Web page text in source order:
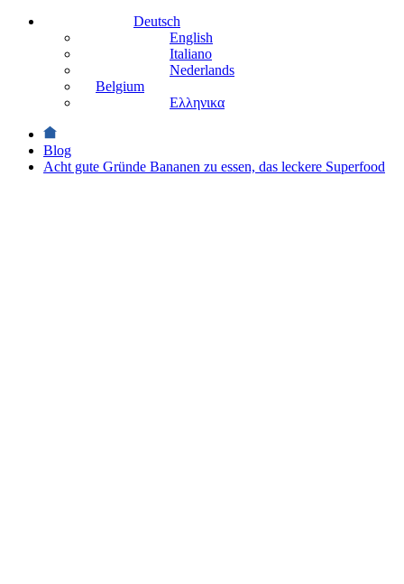
Deutsch
English
Italiano
Nederlands
Belgium
Ελληνικα
Blog
Acht gute Gründe Bananen zu essen, das leckere Superfood